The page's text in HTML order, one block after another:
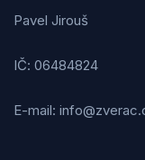
Pavel Jirouš
IČ: 06484824
E-mail: